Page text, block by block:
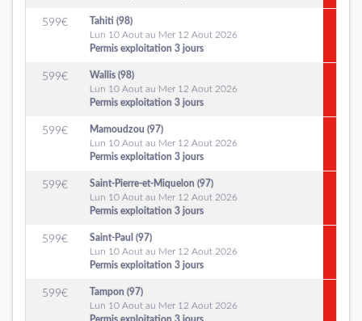
599€
Tahiti (98)
Lun 10 Aout au Mer 12 Aout 2026
Permis exploitation 3 jours
599€
Wallis (98)
Lun 10 Aout au Mer 12 Aout 2026
Permis exploitation 3 jours
599€
Mamoudzou (97)
Lun 10 Aout au Mer 12 Aout 2026
Permis exploitation 3 jours
599€
Saint-Pierre-et-Miquelon (97)
Lun 10 Aout au Mer 12 Aout 2026
Permis exploitation 3 jours
599€
Saint-Paul (97)
Lun 10 Aout au Mer 12 Aout 2026
Permis exploitation 3 jours
599€
Tampon (97)
Lun 10 Aout au Mer 12 Aout 2026